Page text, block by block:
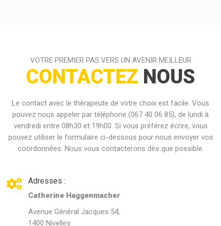
VOTRE PREMIER PAS VERS UN AVENIR MEILLEUR
CONTACTEZ NOUS
Le contact avec le thérapeute de votre choix est facile. Vous
pouvez nous appeler par téléphone (067 40 06 85), de lundi à
vendredi entre 08h30 et 19h00. Si vous préférez écrire, vous
pouvez utiliser le formulaire ci-dessous pour nous envoyer vos
coordonnées. Nous vous contacterons dès que possible.
Adresses :
Catherine Haggenmacher
Avenue Général Jacques 54,
1400 Nivelles